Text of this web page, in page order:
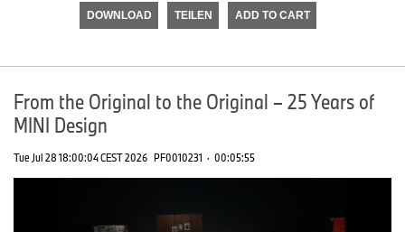
DOWNLOAD TEILEN ADD TO CART
From the Original to the Original – 25 Years of
MINI Design
Tue Jul 28 18:00:04 CEST 2026 PF0010231 · 00:05:55